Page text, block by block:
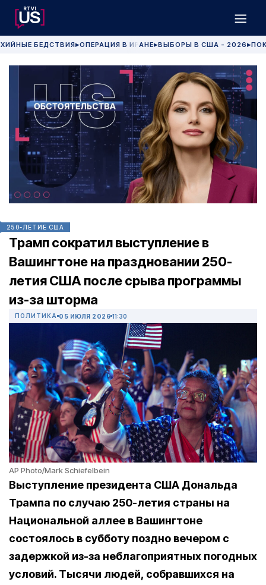
БЕДСТВИЯ▶ОПЕРАЦИЯ В ИРАНЕ▶ВЫБОРЫ В США - 2026 ▶
250-ЛЕТИЕ США
Трамп сократил выступление в
Вашингтоне на праздновании 250-
летия США после срыва программы
из-за шторма
ПОЛИТИКА 05 ИЮЛЯ 2026 11:30
AP Photo/Mark Schiefelbein
Выступление президента США Дональда
Трампа по случаю 250-летия страны на
Национальной аллее в Вашингтоне
состоялось в субботу поздно вечером с
задержкой из-за неблагоприятных погодных
условий. Тысячи людей, собравшихся на